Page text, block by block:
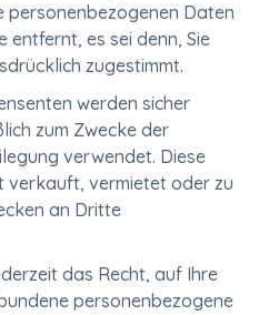
personenbezogenen Daten
es sei denn, Sie
zugestimmt.
werden sicher
zum Zwecke der
verwendet. Diese
verkauft, vermietet oder zu
an Dritte
das Recht, auf Ihre
personenbezogene